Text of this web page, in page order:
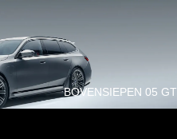
BOVENSIEPEN 05 GT